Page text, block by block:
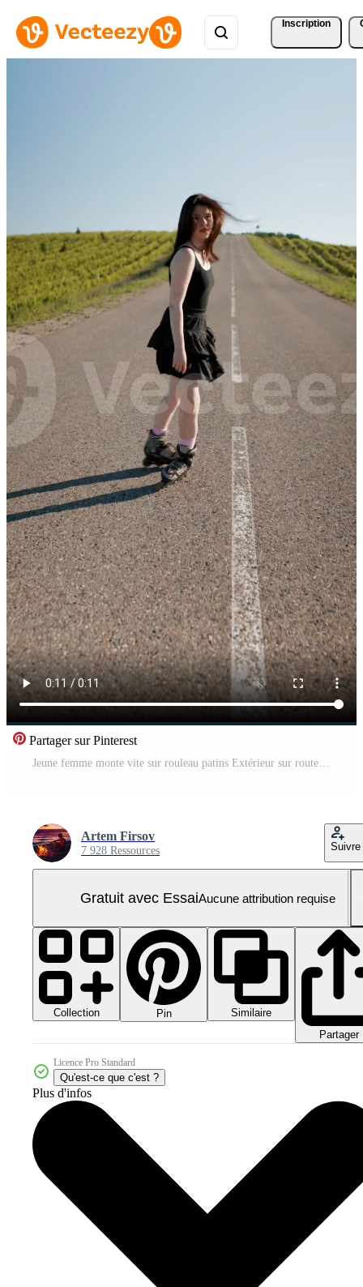
Inscription
Partager sur Pinterest
Jeune femme monte vite sur rouleau patins Extérieur sur route. verticale écran Vidéo Pro
Artem Firsov
7 928 Ressources Suivre
Gratuit avec EssaiAucune attribution requise
Collection Pin
Similaire
Partager
Licence Pro Standard
Qu'est-ce que c'est ?
Plus d'infos